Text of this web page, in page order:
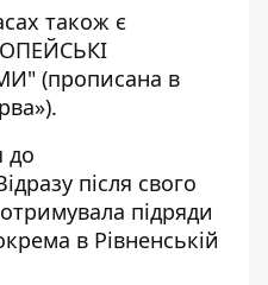
також є
(прописана в
до
після свого
підряди
в Рівненській